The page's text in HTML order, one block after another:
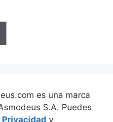
es una marca
S.A. Puedes
y